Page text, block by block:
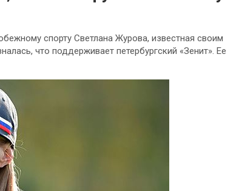
спорту Светлана Журова, известная своим
что поддерживает петербургский «Зенит». Ее